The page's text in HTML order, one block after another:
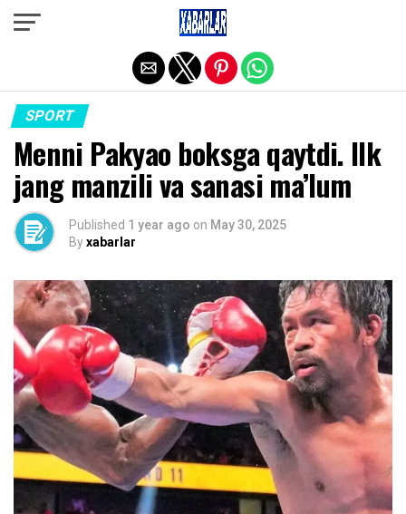
SPORT
Menni Pakyao boksga qaytdi. Ilk
jang manzili va sanasi ma’lum
Published 1 year ago on May 30, 2025
Byxabarlar
Exit mobile version